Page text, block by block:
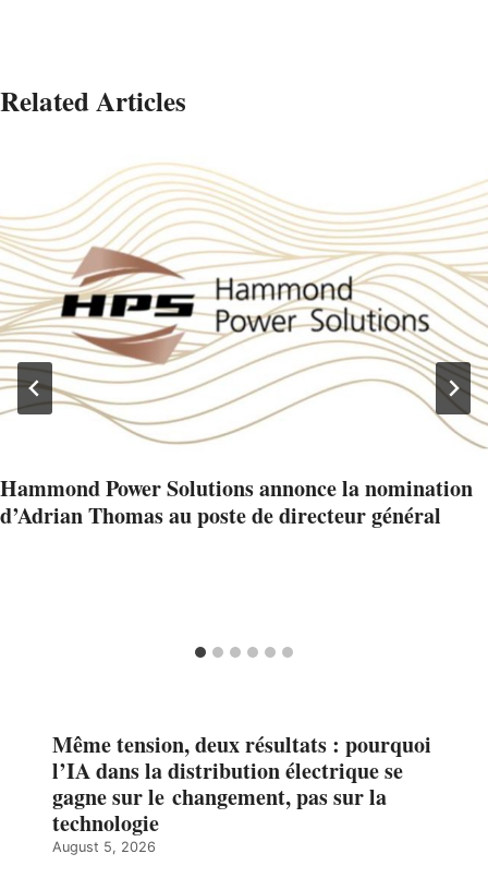
Related Articles
Hammond Power Solutions annonce la nomination
d’Adrian Thomas au poste de directeur général
Même tension, deux résultats : pourquoi
l’IA dans la distribution électrique se
gagne sur le changement, pas sur la
technologie
August 5, 2026